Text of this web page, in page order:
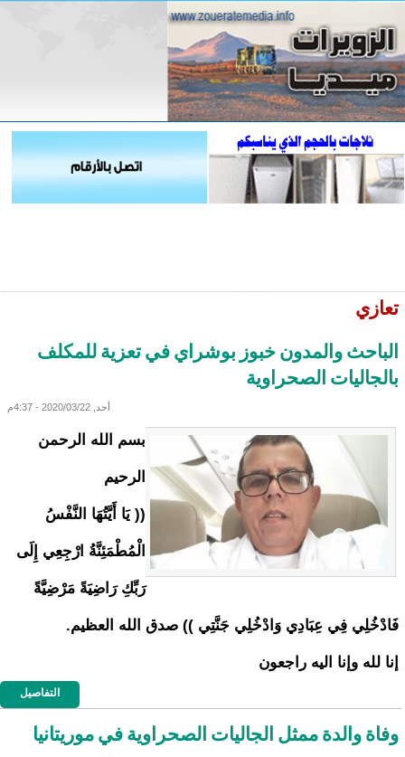
تعازي
الباحث والمدون خبوز بوشراي في تعزية للمكلف
بالجاليات الصحراوية
أحد, 2020/03/22 - 4:37م
بسم الله الرحمن
الرحيم
(( يَا أَيَّتُهَا النَّفْسُ
الْمُطْمَئِنَّةُ ارْجِعِي إِلَى
رَبِّكِ رَاضِيَةً مَرْضِيَّةً
فَادْخُلِي فِي عِبَادِي وَادْخُلِي جَنَّتِي )) صدق الله العظيم.
إنا لله وإنا اليه راجعون
التفاصيل
وفاة والدة ممثل الجاليات الصحراوية في موريتانيا